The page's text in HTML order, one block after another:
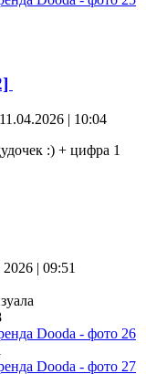
| 10:04
:) + цифра 1
| 09:51